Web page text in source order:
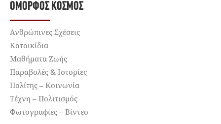
ΌΜΟΡΦΟΣ ΚΌΣΜΟΣ
Ανθρώπινες Σχέσεις
Κατοικίδια
Μαθήματα Ζωής
Παραβολές & Ιστορίες
Πολίτης – Κοινωνία
Τέχνη – Πολιτισμός
Φωτογραφίες – Βίντεο